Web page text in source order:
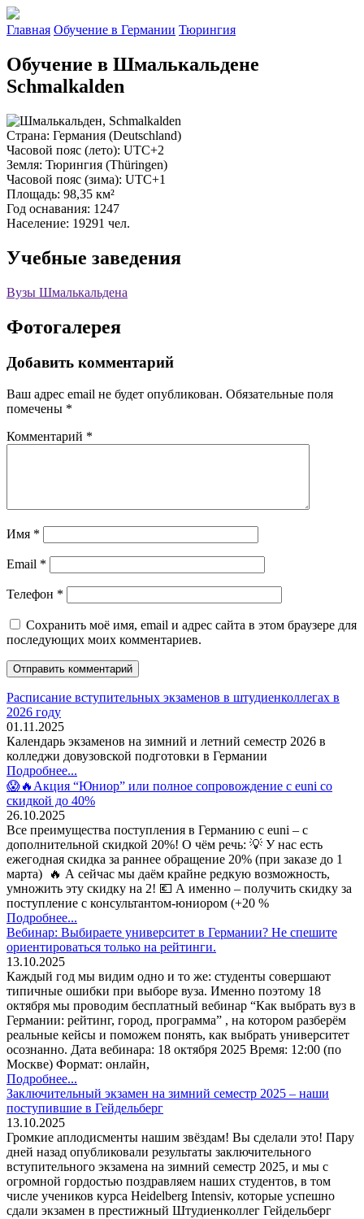
Главная Обучение в Германии Тюрингия
Обучение в Шмалькальдене
Schmalkalden
Страна: Германия (Deutschland)
Часовой пояс (лето): UTC+2
Земля: Тюрингия (Thüringen)
Часовой пояс (зима): UTC+1
Площадь: 98,35 км²
Год оснавания: 1247
Население: 19291 чел.
Учебные заведения
Вузы Шмалькальдена
Фотогалерея
Добавить комментарий
Ваш адрес email не будет опубликован. Обязательные поля
помечены *
Комментарий *
Имя *
Email *
Телефон *
Сохранить моё имя, email и адрес сайта в этом браузере для
последующих моих комментариев.
Расписание вступительных экзаменов в штудиенколлегах в
2026 году
01.11.2025
Календарь экзаменов на зимний и летний семестр 2026 в
колледжи довузовской подготовки в Германии
Подробнее...
😱🔥Акция “Юниор” или полное сопровождение с euni со
скидкой до 40%
26.10.2025
Все преимущества поступления в Германию с euni – с
дополнительной скидкой 20%! О чём речь: 💡 У нас есть
ежегодная скидка за раннее обращение 20% (при заказе до 1
марта) 🔥 А сейчас мы даём крайне редкую возможность,
умножить эту скидку на 2! 💶 А именно – получить скидку за
поступление с консультантом-юниором (+20 %
Подробнее...
Вебинар: Выбираете университет в Германии? Не спешите
ориентироваться только на рейтинги.
13.10.2025
Каждый год мы видим одно и то же: студенты совершают
типичные ошибки при выборе вуза. Именно поэтому 18
октября мы проводим бесплатный вебинар “Как выбрать вуз в
Германии: рейтинг, город, программа” , на котором разберём
реальные кейсы и поможем понять, как выбрать университет
осознанно. Дата вебинара: 18 октября 2025 Время: 12:00 (по
Москве) Формат: онлайн,
Подробнее...
Заключительный экзамен на зимний семестр 2025 – наши
поступившие в Гейдельберг
13.10.2025
Громкие аплодисменты нашим звёздам! Вы сделали это! Пару
дней назад опубликовали результаты заключительного
вступительного экзамена на зимний семестр 2025, и мы с
огромной гордостью поздравляем наших студентов, в том
числе учеников курса Heidelberg Intensiv, которые успешно
сдали экзамен в престижный Штудиенколлег Гейдельберг